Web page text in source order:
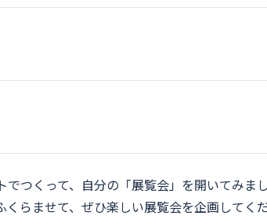
つくって、自分の「展覧会」を開いてみまし
らませて、ぜひ楽しい展覧会を企画してくだ